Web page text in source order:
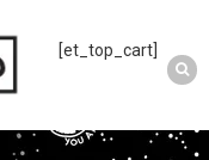
[et_top_cart]